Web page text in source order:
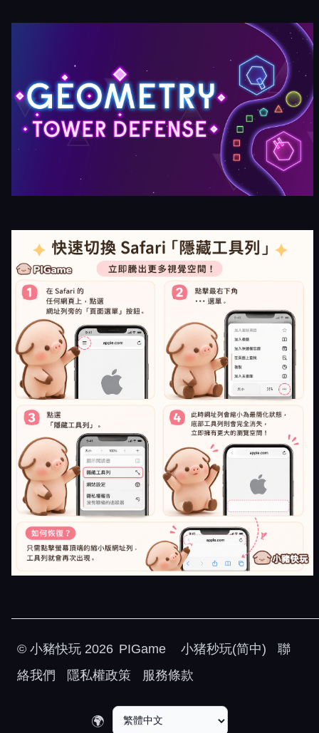
© 小豬快玩 2026 PIGame 小猪秒玩(简中)
聯
絡我們
隱私權政策 服務條款
🌍